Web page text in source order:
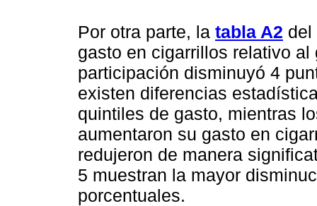
Por otra parte, la tabla A2 del
gasto en cigarrillos relativo
participación disminuyó 4
existen diferencias
quintiles de gasto, mientras
aumentaron su gasto en
redujeron de manera
5 muestran la mayor
porcentuales.